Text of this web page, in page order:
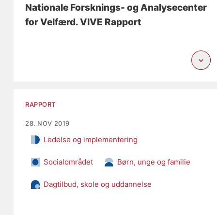
Nationale Forsknings- og Analysecenter
for Velfærd. VIVE Rapport
RAPPORT
28. NOV 2019
Ledelse og implementering
Socialområdet Børn, unge og familie
Dagtilbud, skole og uddannelse